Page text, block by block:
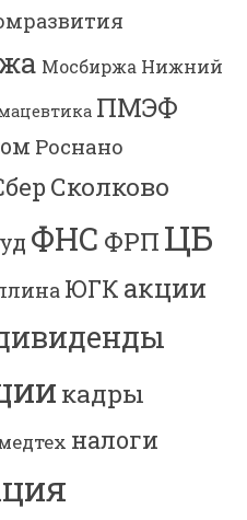
Мосбиржа Нижний
ПМЭФ
Роснано
Сколково
ФНС ФРП ЦБ
ЮГК акции
кадры
налоги